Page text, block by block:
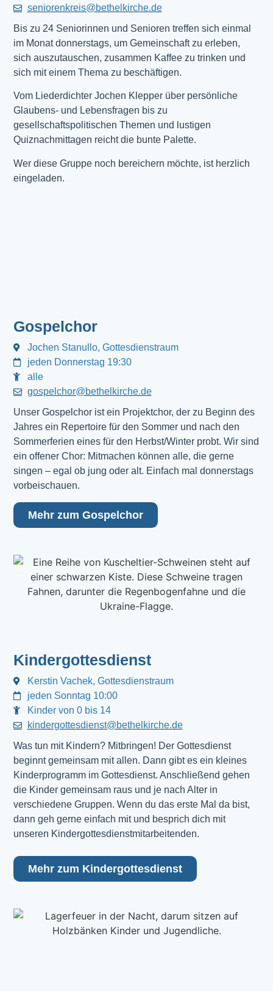
seniorenkreis@bethelkirche.de
Bis zu 24 Seniorinnen und Senioren treffen sich einmal
im Monat donnerstags, um Gemeinschaft zu erleben,
sich auszutauschen, zusammen Kaffee zu trinken und
sich mit einem Thema zu beschäftigen.
Vom Liederdichter Jochen Klepper über persönliche
Glaubens- und Lebensfragen bis zu
gesellschaftspolitischen Themen und lustigen
Quiznachmittagen reicht die bunte Palette.
Wer diese Gruppe noch bereichern möchte, ist herzlich
eingeladen.
Gospelchor
Jochen Stanullo, Gottesdienstraum
jeden Donnerstag 19:30
alle
gospelchor@bethelkirche.de
Unser Gospelchor ist ein Projektchor, der zu Beginn des
Jahres ein Repertoire für den Sommer und nach den
Sommerferien eines für den Herbst/Winter probt. Wir sind
ein offener Chor: Mitmachen können alle, die gerne
singen – egal ob jung oder alt. Einfach mal donnerstags
vorbeischauen.
Mehr zum Gospelchor
Kindergottesdienst
Kerstin Vachek, Gottesdienstraum
jeden Sonntag 10:00
Kinder von 0 bis 14
kindergottesdienst@bethelkirche.de
Was tun mit Kindern? Mitbringen! Der Gottesdienst
beginnt gemeinsam mit allen. Dann gibt es ein kleines
Kinderprogramm im Gottesdienst. Anschließend gehen
die Kinder gemeinsam raus und je nach Alter in
verschiedene Gruppen. Wenn du das erste Mal da bist,
dann geh gerne einfach mit und besprich dich mit
unseren Kindergottesdienstmitarbeitenden.
Mehr zum Kindergottesdienst